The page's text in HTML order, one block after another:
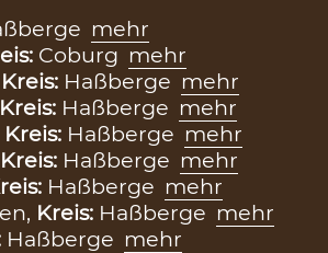
mehr
Coburg mehr
Kreis: Haßberge mehr
Kreis: Haßberge mehr
Kreis: Haßberge mehr
Kreis: Haßberge mehr
Haßberge mehr
Kreis: Haßberge mehr
Haßberge mehr